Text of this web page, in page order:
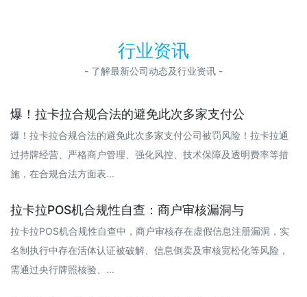
行业资讯
- 了解最新公司动态及行业资讯 -
爆！拉卡拉合规合法的避免此次多家支付公
爆！拉卡拉合规合法的避免此次多家支付公司被罚风险！拉卡拉通
过持牌经营、严格商户管理、强化风控、技术保障及透明费率等措
施，在合规合法方面表...
拉卡拉POS机合规性自查：商户审核漏洞与
拉卡拉POS机合规性自查中，商户审核存在虚假信息注册漏洞，实
名制执行中存在活体认证被破解、信息倒卖及审核宽松化等风险，
需通过央行牌照核验、...